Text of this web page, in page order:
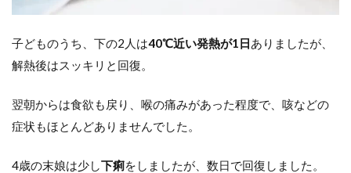
子どものうち、下の2人は40℃近い発熱が1日ありましたが、
解熱後はスッキリと回復。
翌朝からは食欲も戻り、喉の痛みがあった程度で、咳などの
症状もほとんどありませんでした。
4歳の末娘は少し下痢をしましたが、数日で回復しました。